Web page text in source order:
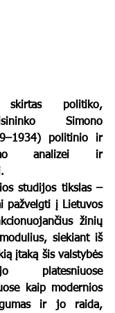
Simono
politinio ir
analizei ir
pažvelgti į Lietuvos
žinių
siekiant iš
įtaką šis valstybės
platesniuose
kaip modernios
ir jo raida,